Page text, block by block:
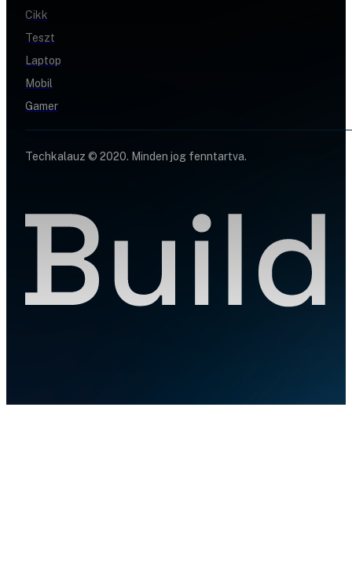
Cikk
Teszt
Laptop
Mobil
Gamer
Techkalauz © 2020. Minden jog fenntartva.